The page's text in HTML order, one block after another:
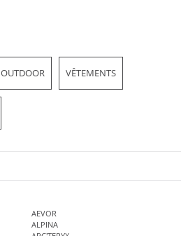
OUTDOOR VÊTEMENTS
AEVOR
ALPINA